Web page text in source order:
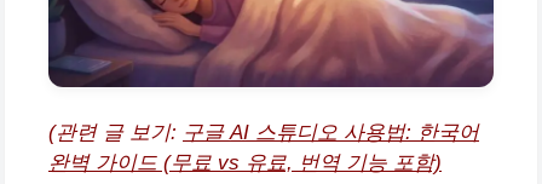
(관련 글 보기: 구글 AI 스튜디오 사용법: 한국어
완벽 가이드 (무료 vs 유료, 번역 기능 포함)